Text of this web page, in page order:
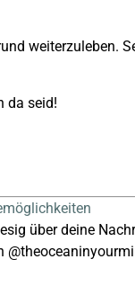
weiterzuleben.
da seid!
über deine